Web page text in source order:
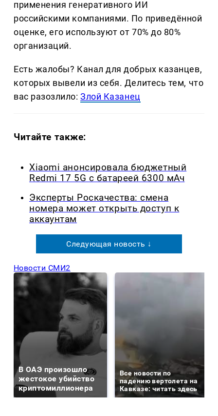
применения генеративного ИИ
российскими компаниями. По приведённой
оценке, его используют от 70% до 80%
организаций.
Есть жалобы? Канал для добрых казанцев,
которых вывели из себя. Делитеcь тем, что
вас разозлило:Злой Казанец
Читайте также:
Xiaomi анонсировала бюджетный
Redmi 17 5G с батареей 6300 мАч
Эксперты Роскачества: смена
номера может открыть доступ к
аккаунтам
Следующая новость ↓
Новости СМИ2
В ОАЭ произошло
жестокое убийство
криптомиллионера
Все новости по
падению вертолета на
Кавказе: читать здесь